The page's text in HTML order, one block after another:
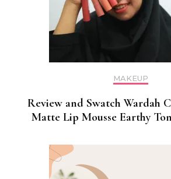
MAKEUP
Review and Swatch Wardah
Matte Lip Mousse Earthy